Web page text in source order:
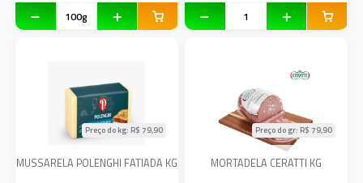
MUSSARELA POLENGHI FATIADA KG
Preço do kg: R$ 79,90
MORTADELA CERATTI KG
Preço do gr: R$ 79,90